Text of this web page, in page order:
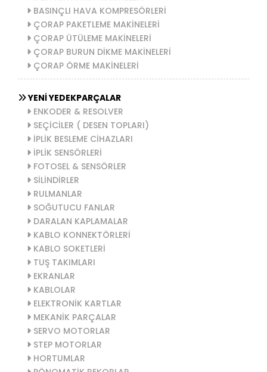
BASINÇLI HAVA KOMPRESÖRLERİ
ÇORAP PAKETLEME MAKİNELERİ
ÇORAP ÜTÜLEME MAKİNELERİ
ÇORAP BURUN DİKME MAKİNELERİ
ÇORAP ÖRME MAKİNELERİ
YENİ YEDEKPARÇALAR
ENKODER & RESOLVER
SEÇİCİLER ( DESEN TOPLARI)
İPLİK BESLEME CİHAZLARI
İPLİK SENSÖRLERİ
FOTOSEL & SENSÖRLER
SİLİNDİRLER
RULMANLAR
SOĞUTUCU FANLAR
DARALAN KAPLAMALAR
KABLO KONNEKTÖRLERİ
KABLO SOKETLERİ
TUŞ TAKIMLARI
EKRANLAR
KABLOLAR
ELEKTRONİK KARTLAR
MEKANİK PARÇALAR
SERVO MOTORLAR
STEP MOTORLAR
HORTUMLAR